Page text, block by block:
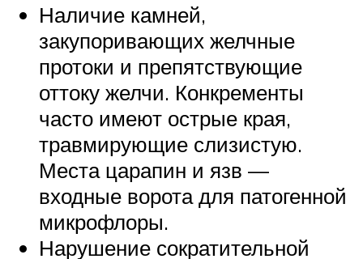
Наличие камней,
закупоривающих желчные
протоки и препятствующие
оттоку желчи. Конкременты
часто имеют острые края,
травмирующие слизистую.
Места царапин и язв —
входные ворота для патогенной
микрофлоры.
Нарушение сократительной